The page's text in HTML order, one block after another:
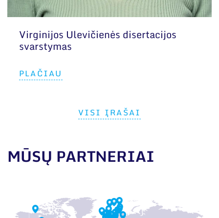
Virginijos Ulevičienės disertacijos
svarstymas
PLAČIAU
VISI ĮRAŠAI
MŪSŲ PARTNERIAI